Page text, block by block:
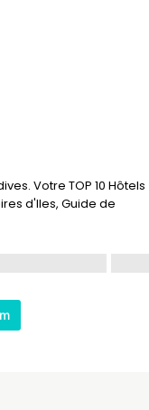
Votre TOP 10 Hôtels
d'Iles, Guide de